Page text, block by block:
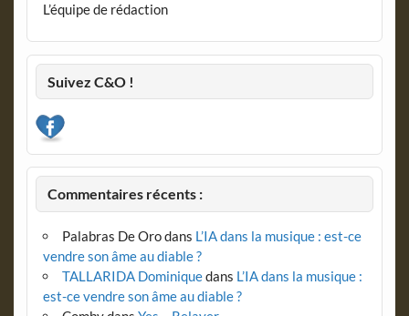
L’équipe de rédaction
Suivez C&O !
Commentaires récents :
Palabras De Orodans L’IA dans la musique : est-ce
vendre son âme au diable ?
TALLARIDA Dominiquedans L’IA dans la musique :
est-ce vendre son âme au diable ?